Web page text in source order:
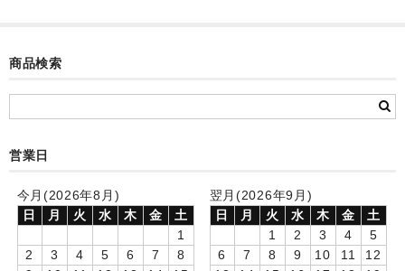
お絵かきギャラリープラス(絵＋個別)
お絵かきギャラリー
自作オリジナル時計
商品検索
営業日
今月(2026年8月)
日
月 火 水 木 金
土
1
2
3 4 5 6 7
8
翌月(2026年9月)
日
月 火 水 木 金
土
1
2 3 4
5
6
7 8 9 10 11
12